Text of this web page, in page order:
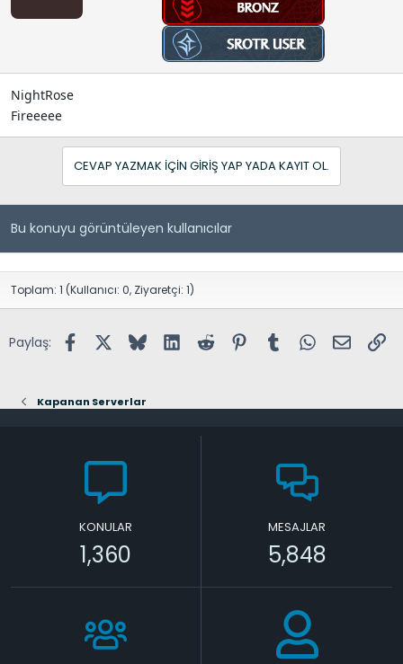
NightRose
Fireeeee
CEVAP YAZMAK IÇIN GIRIŞ YAP YADA KAYIT OL.
Bu konuyu görüntüleyen kullanıcılar
Toplam: 1 (Kullanıcı: 0, Ziyaretçi: 1)
Paylaş: FacebookX (Twitter)
BlueskyLinkedInReddit PinterestTumblr WhatsApp
E-posta
Kapanan Serverlar
KONULAR
1,360
MESAJLAR
5,848